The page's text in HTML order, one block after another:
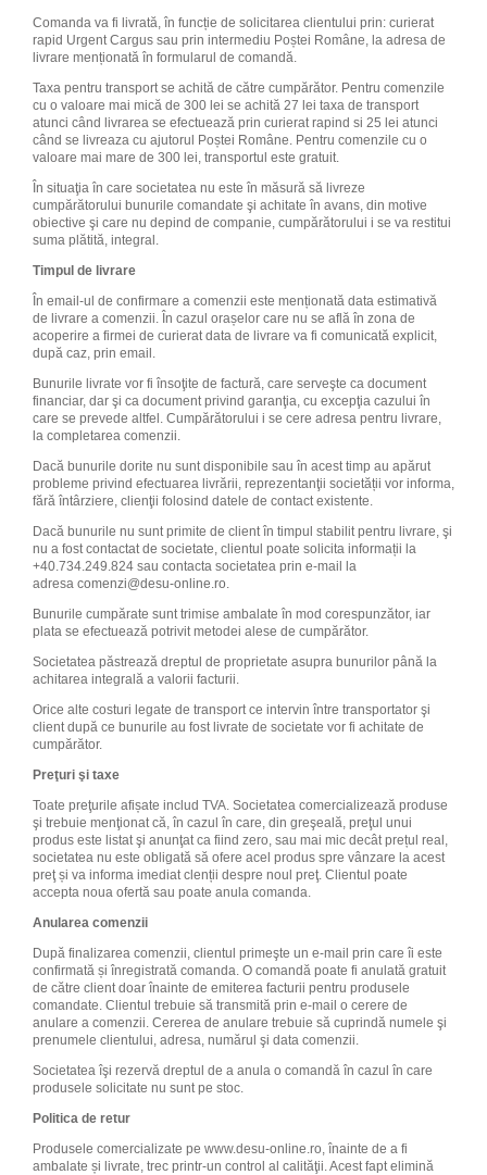
Comanda va fi livrată, în funcție de solicitarea clientului prin: curierat
rapid Urgent Cargus sau prin intermediu Poștei Române, la adresa de
livrare menționată în formularul de comandă.
Taxa pentru transport se achită de către cumpărător. Pentru comenzile
cu o valoare mai mică de 300 lei se achită 27 lei taxa de transport
atunci când livrarea se efectuează prin curierat rapind si 25 lei atunci
când se livreaza cu ajutorul Poștei Române. Pentru comenzile cu o
valoare mai mare de 300 lei, transportul este gratuit.
În situaţia în care societatea nu este în măsură să livreze
cumpărătorului bunurile comandate şi achitate în avans, din motive
obiective şi care nu depind de companie, cumpărătorului i se va restitui
suma plătită, integral.
Timpul de livrare
În email-ul de confirmare a comenzii este menționată data estimativă
de livrare a comenzii. În cazul orașelor care nu se află în zona de
acoperire a firmei de curierat data de livrare va fi comunicată explicit,
după caz, prin email.
Bunurile livrate vor fi însoţite de factură, care serveşte ca document
financiar, dar şi ca document privind garanţia, cu excepţia cazului în
care se prevede altfel. Cumpărătorului i se cere adresa pentru livrare,
la completarea comenzii.
Dacă bunurile dorite nu sunt disponibile sau în acest timp au apărut
probleme privind efectuarea livrării, reprezentanţii societății vor informa,
fără întârziere, clienţii folosind datele de contact existente.
Dacă bunurile nu sunt primite de client în timpul stabilit pentru livrare, şi
nu a fost contactat de societate, clientul poate solicita informații la
+40.734.249.824 sau contacta societatea prin e-mail la
adresa comenzi@desu-online.ro.
Bunurile cumpărate sunt trimise ambalate în mod corespunzător, iar
plata se efectuează potrivit metodei alese de cumpărător.
Societatea păstrează dreptul de proprietate asupra bunurilor până la
achitarea integrală a valorii facturii.
Orice alte costuri legate de transport ce intervin între transportator şi
client după ce bunurile au fost livrate de societate vor fi achitate de
cumpărător.
Preţuri şi taxe
Toate preţurile afișate includ TVA. Societatea comercializează produse
şi trebuie menţionat că, în cazul în care, din greşeală, preţul unui
produs este listat şi anunţat ca fiind zero, sau mai mic decât prețul real,
societatea nu este obligată să ofere acel produs spre vânzare la acest
preţ și va informa imediat clenții despre noul preţ. Clientul poate
accepta noua ofertă sau poate anula comanda.
Anularea comenzii
După finalizarea comenzii, clientul primeşte un e-mail prin care îi este
confirmată și înregistrată comanda. O comandă poate fi anulată gratuit
de către client doar înainte de emiterea facturii pentru produsele
comandate. Clientul trebuie să transmită prin e-mail o cerere de
anulare a comenzii. Cererea de anulare trebuie să cuprindă numele şi
prenumele clientului, adresa, numărul şi data comenzii.
Societatea îşi rezervă dreptul de a anula o comandă în cazul în care
produsele solicitate nu sunt pe stoc.
Politica de retur
Produsele comercializate pe www.desu-online.ro, înainte de a fi
ambalate și livrate, trec printr-un control al calităţii. Acest fapt elimină